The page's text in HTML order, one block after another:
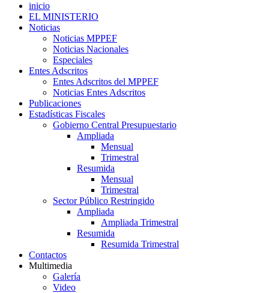
inicio
EL MINISTERIO
Noticias
Noticias MPPEF
Noticias Nacionales
Especiales
Entes Adscritos
Entes Adscritos del MPPEF
Noticias Entes Adscritos
Publicaciones
Estadísticas Fiscales
Gobierno Central Presupuestario
Ampliada
Mensual
Trimestral
Resumida
Mensual
Trimestral
Sector Público Restringido
Ampliada
Ampliada Trimestral
Resumida
Resumida Trimestral
Contactos
Multimedia
Galería
Video